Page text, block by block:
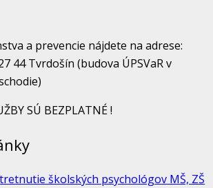
a prevencie nájdete na adrese:
44 Tvrdošín (budova ÚPSVaR v
SÚ BEZPLATNÉ !
školských psychológov MŠ, ZŠ